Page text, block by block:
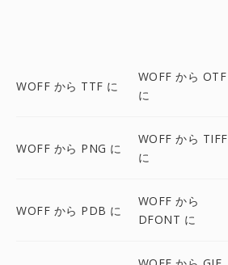
WOFF から TTF に
WOFF から OTF
に
WOFF から PNG に
WOFF から TIFF
に
WOFF から PDB に
WOFF から
DFONT に